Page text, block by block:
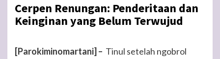
Cerpen Renungan: Penderitaan dan
Keinginan yang Belum Terwujud
[Parokiminomartani] – Tinul setelah ngobrol